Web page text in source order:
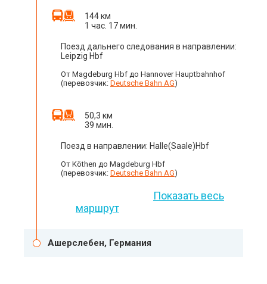
144 км
1 час. 17 мин.
Поезд дальнего следования в направлении:
Leipzig Hbf
От Magdeburg Hbf до Hannover Hauptbahnhof
(перевозчик: Deutsche Bahn AG)
50,3 км
39 мин.
Поезд в направлении: Halle(Saale)Hbf
От Köthen до Magdeburg Hbf
(перевозчик: Deutsche Bahn AG)
Показать весь
маршрут
Ашерслебен, Германия